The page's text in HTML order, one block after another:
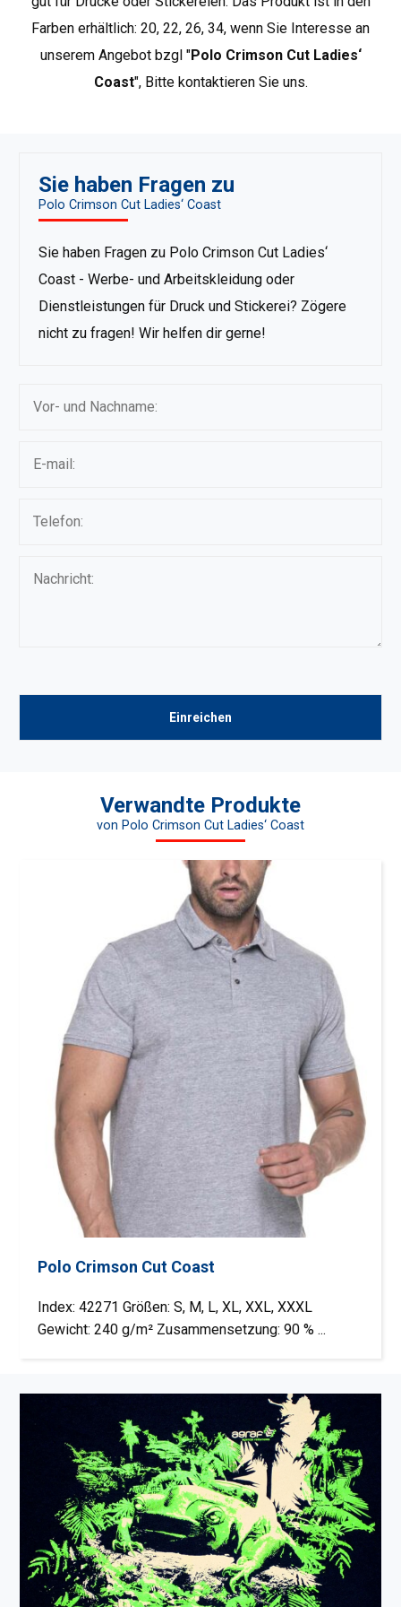
aus Bio-Baumwolle. Crimson Cut ist die beste Wahl für
Kunden, die höchste Qualität und Design schätzen sowie
für diejenigen, die unter der Werbekleidung nach
Premium-Produkten suchen..Weitere Crimson Cut-
Farben erhältlich: 20, 22, 26, 34, wenn Sie Interesse an
unserem Angebot bzgl "Polo Crimson Cut Ladies‘
Coast", Bitte kontaktieren Sie uns.
Sie haben Fragen zu
Polo Crimson Cut Ladies‘ Coast
Sie haben Fragen zu Polo Crimson Cut Ladies‘
Coast - Werbe- und Arbeitskleidung oder
Dienstleistungen für Druck und Stickerei? Zögere
nicht zu fragen! Wir helfen dir gerne!
Verwandte Produkte
von Polo Crimson Cut Ladies‘ Coast
Polo Crimson Cut Coast
Index: 42271 Größen: S, M, L, XL, XXL, XXXL
Gewicht: 240 g/m² Zusammensetzung: 90 % ...